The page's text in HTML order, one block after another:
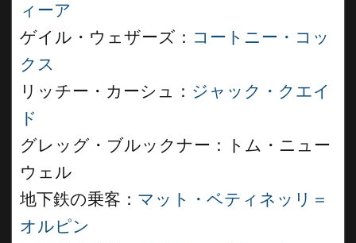
ィーア
ゲイル・ウェザーズ： コートニー・コッ
クス
リッチー・カーシュ： ジャック・クエイ
ド
グレッグ・ブルックナー：トム・ニュー
ウェル
地下鉄の乗客： マット・ベティネッリ＝
オルピン